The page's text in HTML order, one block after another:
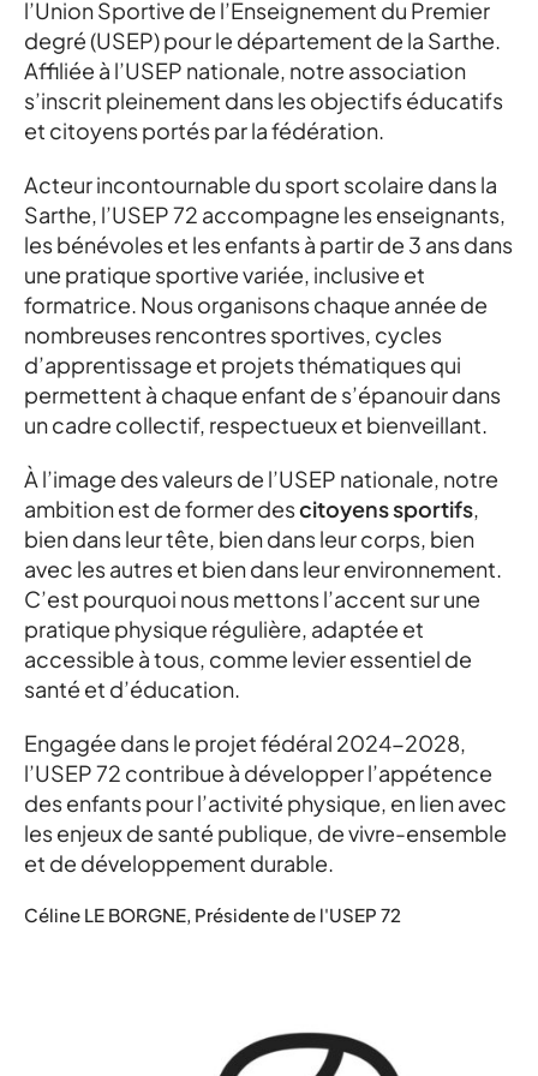
l’Union Sportive de l’Enseignement du Premier
degré (USEP) pour le département de la Sarthe.
Affiliée à l’USEP nationale, notre association
s’inscrit pleinement dans les objectifs éducatifs
et citoyens portés par la fédération.
Acteur incontournable du sport scolaire dans la
Sarthe, l’USEP 72 accompagne les enseignants,
les bénévoles et les enfants à partir de 3 ans dans
une pratique sportive variée, inclusive et
formatrice. Nous organisons chaque année de
nombreuses rencontres sportives, cycles
d’apprentissage et projets thématiques qui
permettent à chaque enfant de s’épanouir dans
un cadre collectif, respectueux et bienveillant.
À l’image des valeurs de l’USEP nationale, notre
ambition est de former descitoyens sportifs,
bien dans leur tête, bien dans leur corps, bien
avec les autres et bien dans leur environnement.
C’est pourquoi nous mettons l’accent sur une
pratique physique régulière, adaptée et
accessible à tous, comme levier essentiel de
santé et d’éducation.
Engagée dans le projet fédéral 2024-2028,
l’USEP 72 contribue à développer l’appétence
des enfants pour l’activité physique, en lien avec
les enjeux de santé publique, de vivre-ensemble
et de développement durable.
Céline LE BORGNE, Présidente de l'USEP 72